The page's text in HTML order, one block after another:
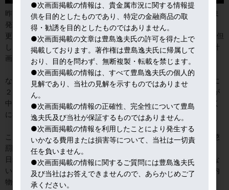
昨日述べたように、米「相互関税」が、日米の解釈が食い違うまま
発動した。
更に、米国は輸入されるすべての半導体に100%の関税をかける。但
し、米国内で製造されていれば関税はかからないし、国内製造を計
画さえしていれば関税はかからない、という。
なお、インドには、ロシア産原油を輸入している、との理由で更に
２５％の追加関税（懲罰関税）。これで危惧されるのは、インドが
中国側に廻る可能性。何を考えているのか、トランプ大統領。ろく
に考えずに、そのときの気分で決めている如し。
こういう事例を見せつけられると、日本にも、今後、品目別に「懲
罰関税」課すと言い出しかねない、と思ってしまう。
日米とも、各市場が、不透明感強まるなかで、まともに動いていな
い。動けるはずもないよね。ＮＹ市場だって、トランプ関税で国内
物価が上がるという可能性が強いわけだから。
●次画面掲載の情報は、貴金属市況に関する情報提
供を目的としたものであり、特定の金融商品の取
得・勧誘を目的としたものではありません。
●次画面掲載の文章は豊島逸夫氏の許可を得た上で
掲載しております。著作権は豊島逸夫氏に帰属して
おり、目的を問わず、無断複製・転載を禁じます。
●次画面掲載の情報は、すべて豊島逸夫氏の個人的
見解であり、当社の見解を示すものではありませ
ん。
●次画面掲載の情報の正確性、完全性について豊島
逸夫氏及び当社が保証するものではありません。
●次画面掲載の情報を利用したことにより発生する
いかなる費用または損害等について、当社は一切責
任を負いません。
●次画面掲載の情報に関するご質問には豊島逸夫氏
及び当社はお答えできませんので、あらかじめご了
承ください。